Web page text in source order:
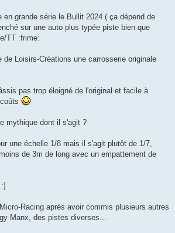
en grande série le Bullit 2024 ( ça dépend de
sur une auto plus typée piste bien que
TT :frime:
de Loisirs-Créations une carrosserie originale
pas trop éloigné de l'original et facile à
mythique dont il s'agit ?
une échelle 1/8 mais il s'agit plutôt de 1/7,
de 3m de long avec un empattement de
Racing après avoir commis plusieurs autres
Manx, des pistes diverses...